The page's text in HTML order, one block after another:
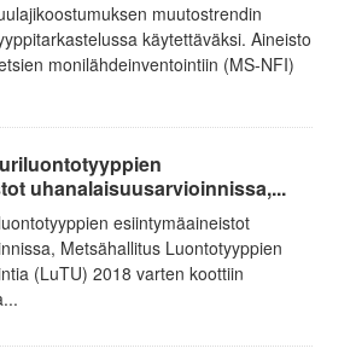
muutostrendin
käytettäväksi. Aineisto
monilähdeinventointiin (MS-NFI)
uhanalaisuusarvioinnissa,...
esiintymäaineistot
Metsähallitus Luontotyyppien
(LuTU) 2018 varten koottiin